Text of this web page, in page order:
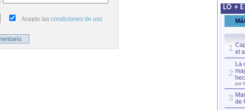
Acepto las condiciones de uso
LO +
1 el
2
La
por
3 de